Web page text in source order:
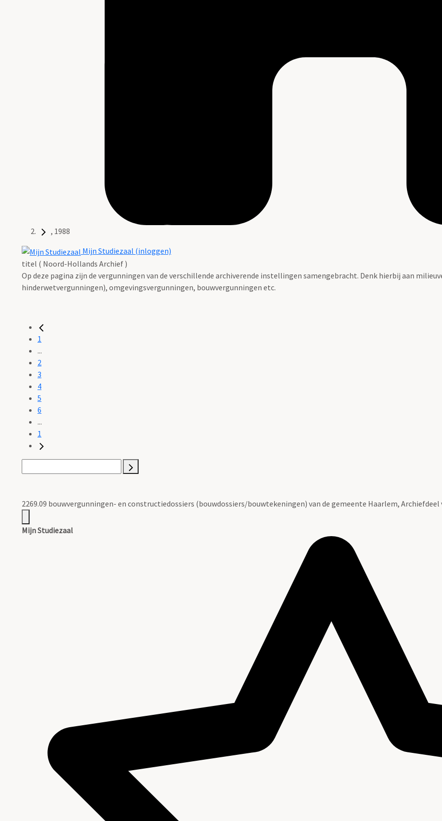
, 1988
Mijn Studiezaal (inloggen)
titel ( Noord-Hollands Archief )
Op deze pagina zijn de vergunningen van de verschillende archiverende instellingen samengebracht. Denk hierbij aan
hinderwetvergunningen), omgevingsvergunningen, bouwvergunningen etc.
1
...
2
3
4
5
6
...
1
2269.09 bouwvergunningen- en constructiedossiers (bouwdossiers/bouwtekeningen) van de gemeente Haarlem, Archiefdeel
Mijn Studiezaal